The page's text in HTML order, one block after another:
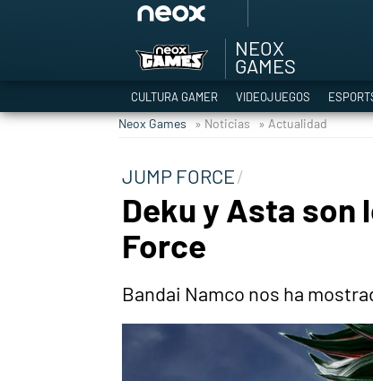
TGA Tercera
Super Mario
Asia
NEOX
GAMES
CULTURA GAMER VIDEOJUEGOS
Neox Games » Noticias » Actualidad
JUMP FORCE
Deku y Asta
Force
Bandai Namco nos ha